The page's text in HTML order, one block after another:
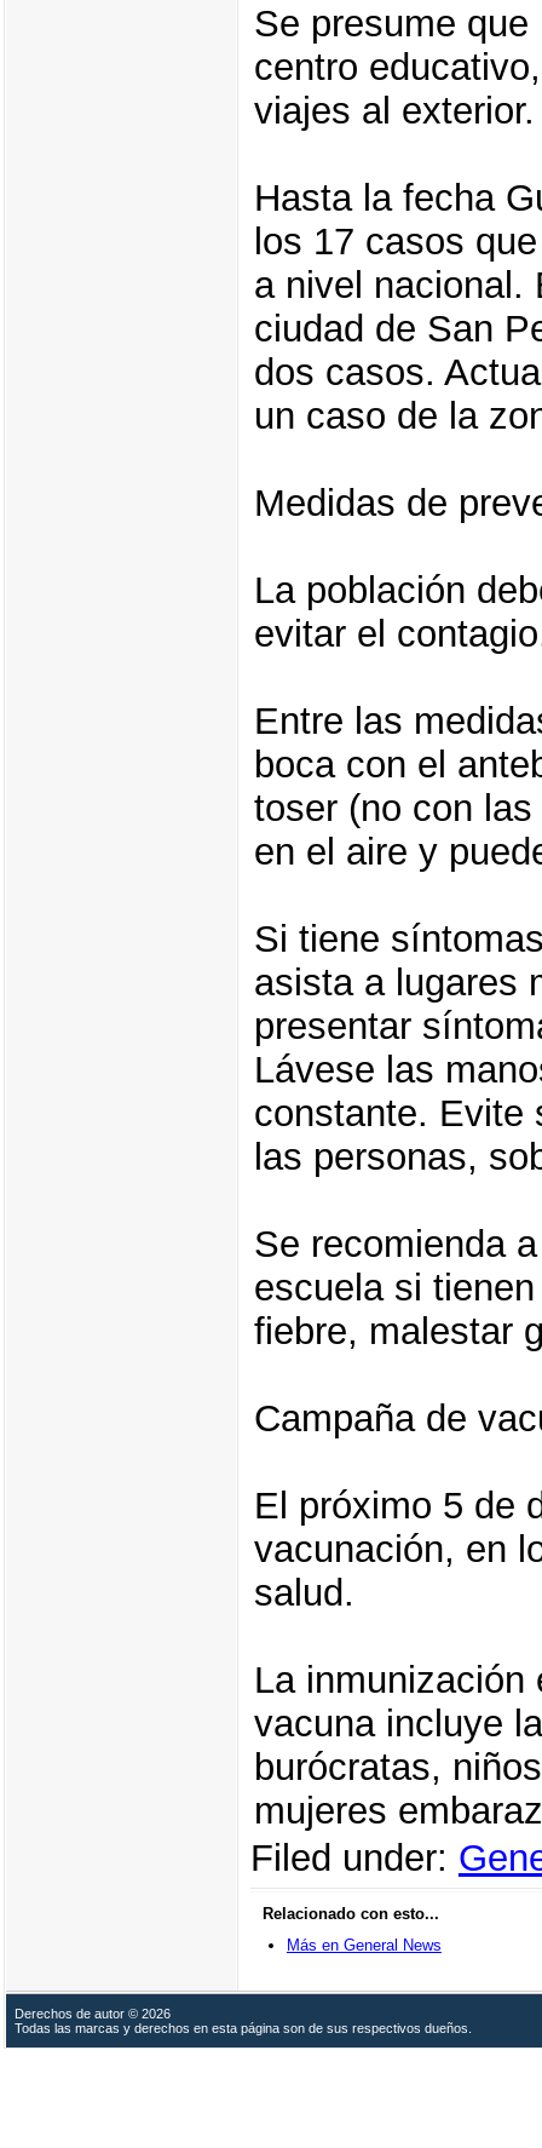
Se presume
centro
viajes al exterior.
Hasta la fecha
los 17 casos
a nivel nacional.
ciudad de San
dos casos.
un caso de la
Medidas de
La población
evitar el
Entre las
boca con el
toser (no con
en el aire y
Si tiene
asista a lugares
presentar
Lávese las
constante. Evite
las personas,
Se recomienda
escuela si
fiebre, malestar
Campaña de
El próximo 5 de
vacunación, en
salud.
La inmunización
vacuna incluye
burócratas,
mujeres
Filed under:
Relacionado con esto...
Más en General News
Derechos de autor © 2026
Todas las marcas y derechos en esta página son de sus respectivos dueños.